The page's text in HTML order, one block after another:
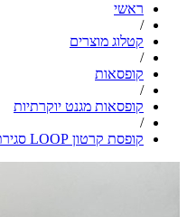
ראשי
/
קטלוג מוצרים
/
קופסאות
/
קופסאות מגנט יוקרתיות
/
קופסת קרטון LOOP סגירת לשונית 40/30/15 ס"מ - קרפט חום (10 יח')